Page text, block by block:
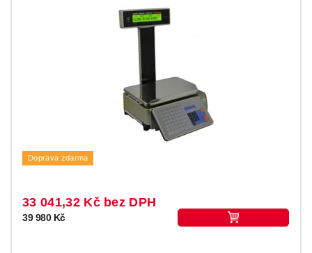
Doprava zdarma
33 041,32 Kč bez DPH
39 980 Kč